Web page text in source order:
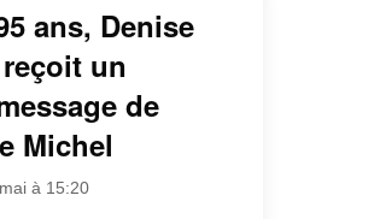
ans, Denise
un
de
Michel
à 15:20